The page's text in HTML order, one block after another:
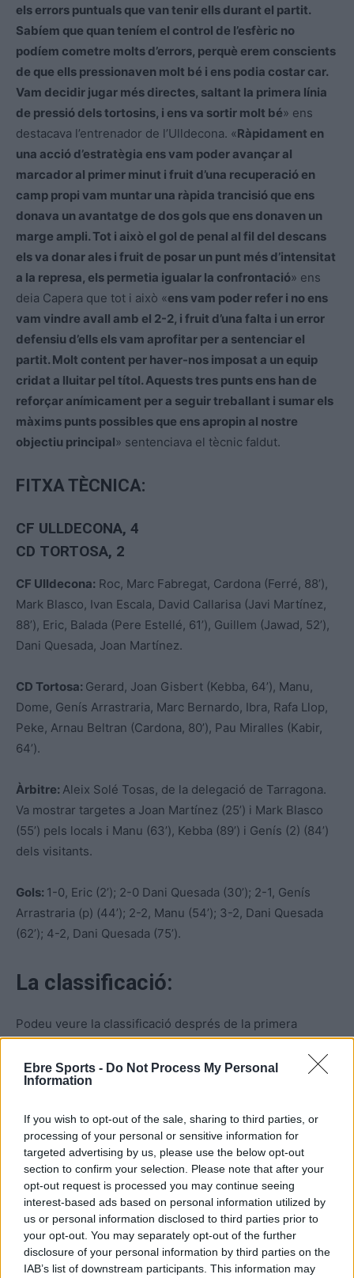
Ebre Sports - Do Not Process My Personal
Information
If you wish to opt-out of the sale, sharing to third parties, or
processing of your personal or sensitive information for
targeted advertising by us, please use the below opt-out
section to confirm your selection. Please note that after your
opt-out request is processed you may continue seeing
interest-based ads based on personal information utilized by
us or personal information disclosed to third parties prior to
your opt-out. You may separately opt-out of the further
disclosure of your personal information by third parties on the
IAB’s list of downstream participants. This information may
els errors puntuals que van tenir ells durant el partit.
Sabíem que quan teníem el control de l’esfèric no
podíem cometre molts d’errors, perquè erem conscients
de que ells pressionaven molt bé i ens podia costar car.
Vam decidir jugar més directes, saltant la primera línia
de pressió dels tortosins, i ens va sortir molt bé» ens
destacava l’entrenador de l’Ulldecona. «Ràpidament en
una acció d’estratègia ens vam poder avançar al
marcador al primer minut i fruit d’una recuperació en
camp propi vam muntar una ràpida trancisió que ens
donava un avantatge de dos gols que ens donaven un
marge ampli. Tot i això el gol de penal al fil del descans
els va donar ales i fruit de posar un punt més d’intensitat
a la represa, els permetia igualar la confrontació» ens
deia Capera que tot i això «ens vam poder refer i no ens
vam vindre avall amb el 2-2, i fruit d’una falta i un error
defensiu d’ells els vam aprofitar per a sentenciar el
partit. Molt content per haver-nos imposat a un equip
cridat a lluitar pel títol. Aquests tres punts ens han de
reforçar anímicament per a seguir treballant i sumar els
màxims punts possibles que ens apropin al nostre
objectiu principal» sentenciava el tècnic faldut.
FITXA TÈCNICA:
CF ULLDECONA, 4
CD TORTOSA, 2
CF Ulldecona: Roc, Marc Fabregat, Cardona (Ferré, 88’),
Mark Blasco, Ivan Escala, David Callarisa (Javi Martínez,
88’), Eric, Balada (Pere Estellé, 61’), Guillem (Jawad, 52’),
Dani Quesada, Joan Martínez.
CD Tortosa: Gerard, Joan Gisbert (Kebba, 64’), Manu,
Dome, Genís Arrastraria, Marc Bernardo, Ibra, Rafa Llop,
Peke, Arnau Beltran (Cardona, 80’), Pau Miralles (Kabir,
64’).
Àrbitre: Aleix Solé Tosas, de la delegació de Tarragona.
Va mostrar targetes a Joan Martínez (25’) i Mark Blasco
(55’) pels locals i Manu (63’), Kebba (89’) i Genís (2) (84’)
dels visitants.
Gols: 1-0, Eric (2’); 2-0 Dani Quesada (30’); 2-1, Genís
Arrastraria (p) (44’); 2-2, Manu (54’); 3-2, Dani Quesada
(62’); 4-2, Dani Quesada (75’).
La classificació:
Podeu veure la classificació després de la primera
jornada de lliga al subgrup 6B de la segona catalana,
clicant la imatge inferior: